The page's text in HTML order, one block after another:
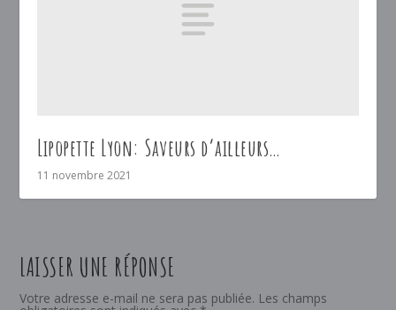
Lipopette Lyon: Saveurs d’ailleurs…
11 novembre 2021
LAISSER UNE RÉPONSE
Votre adresse e-mail ne sera pas publiée. Les champs